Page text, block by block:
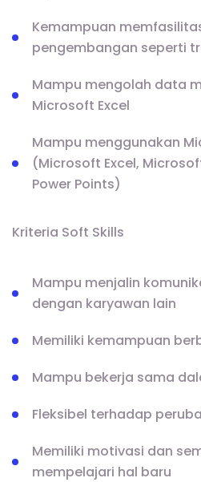
Kemampuan
pengembangan seperti
Mampu mengolah data
Microsoft Excel
Mampu menggunakan
(Microsoft Excel,
Power Points)
Kriteria Soft Skills
Mampu menjalin
dengan karyawan lain
Memiliki kemampuan
Mampu bekerja sama
Fleksibel terhadap
Memiliki motivasi dan
mempelajari hal baru